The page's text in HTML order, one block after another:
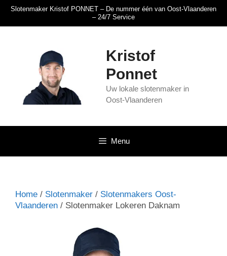
Slotenmaker Kristof PONNET – De nummer één van Oost-Vlaanderen
– 24/7 Service
Kristof
Ponnet
Uw lokale slotenmaker in
Oost-Vlaanderen
Menu
Home / Slotenmaker / Slotenmakers Oost-
Vlaanderen / Slotenmaker Lokeren Daknam